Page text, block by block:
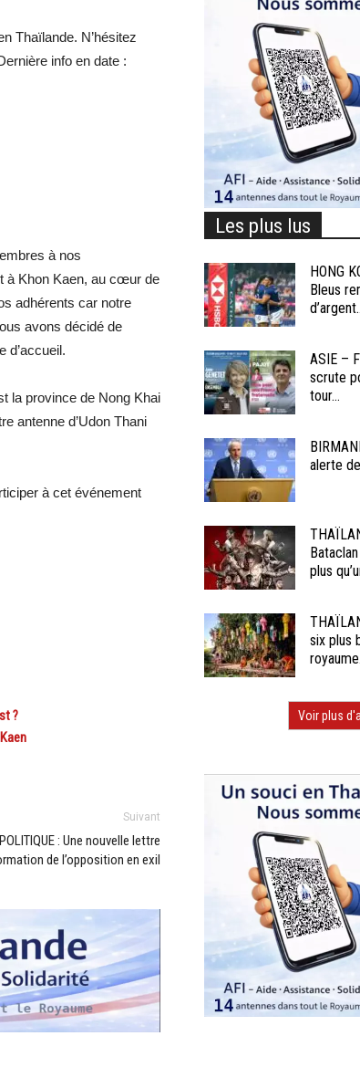
Thaïlande. N’hésitez
info en date :
à nos
à Khon Kaen, au cœur de
adhérents car notre
avons décidé de
d’accueil.
la province de Nong Khai
antenne d’Udon Thani
à cet événement
?
Suivant
: Une nouvelle lettre
de l’opposition en exil
Les plus lus
HONG
Bleus
ASIE –
scrute
tour...
alerte
plus
six plus
Voir plus